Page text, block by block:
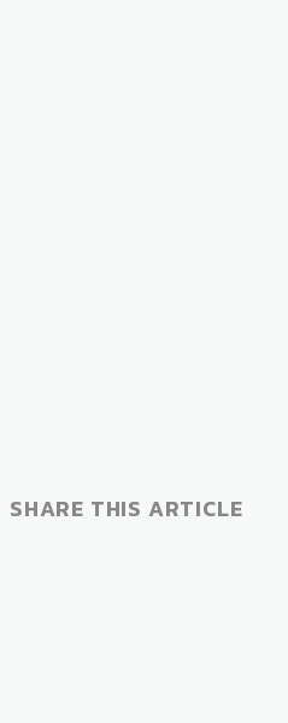
SHARE THIS ARTICLE